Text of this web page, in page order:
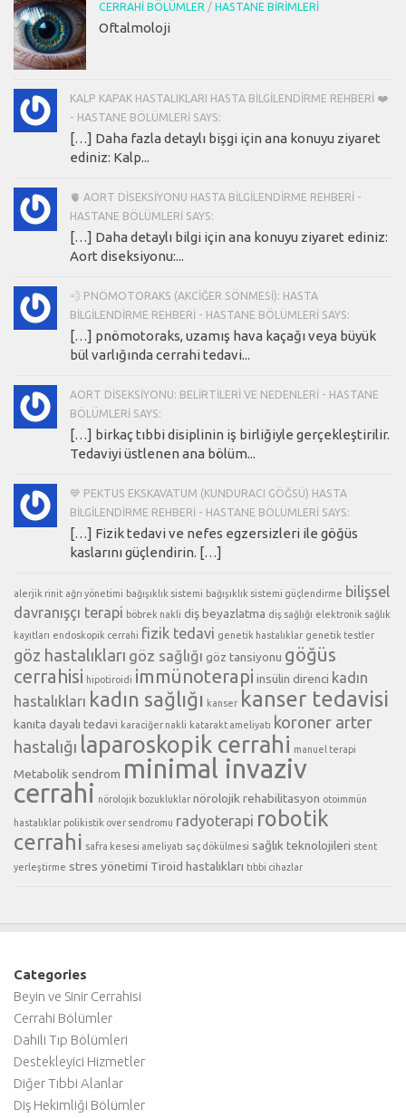
CERRAHI BÖLÜMLER / HASTANE BIRIMLERI
Oftalmoloji
KALP KAPAK HASTALIKLARI HASTA BILGILENDIRME REHBERI ❤️
- HASTANE BÖLÜMLERI SAYS:
[…] Daha fazla detaylı bişgi için ana konuyu ziyaret
ediniz: Kalp...
🫀 AORT DISEKSIYONU HASTA BILGILENDIRME REHBERI -
HASTANE BÖLÜMLERI SAYS:
[…] Daha detaylı bilgi için ana konuyu ziyaret ediniz:
Aort diseksiyonu:...
💨 PNÖMOTORAKS (AKCIĞER SÖNMESI): HASTA
BILGILENDIRME REHBERI - HASTANE BÖLÜMLERI SAYS:
[…] pnömotoraks, uzamış hava kaçağı veya büyük
bül varlığında cerrahi tedavi...
AORT DISEKSIYONU: BELIRTILERI VE NEDENLERI - HASTANE
BÖLÜMLERI SAYS:
[…] birkaç tıbbi disiplinin iş birliğiyle gerçekleştirilir.
Tedaviyi üstlenen ana bölüm...
💙 PEKTUS EKSKAVATUM (KUNDURACI GÖĞSÜ) HASTA
BILGILENDIRME REHBERI - HASTANE BÖLÜMLERI SAYS:
[…] Fizik tedavi ve nefes egzersizleri ile göğüs
kaslarını güçlendirin. […]
alerjik rinit ağrı yönetimi bağışıklık sistemi bağışıklık sistemi güçlendirme bilişsel
davranışçı terapi böbrek nakli diş beyazlatma diş sağlığı elektronik sağlık
kayıtları endoskopik cerrahi fizik tedavi genetik hastalıklar genetik testler
göz hastalıkları göz sağlığı göz tansiyonu göğüs
cerrahisi hipotiroidi immünoterapi insülin direnci kadın
hastalıkları kadın sağlığı kanser kanser tedavisi
kanıta dayalı tedavi karaciğer nakli katarakt ameliyatı koroner arter
hastalığı laparoskopik cerrahi manuel terapi
Metabolik sendrom minimal invaziv
cerrahi nörolojik bozukluklar nörolojik rehabilitasyon otoimmün
hastalıklar polikistik over sendromu radyoterapi robotik
cerrahi safra kesesi ameliyatı saç dökülmesi sağlık teknolojileri stent
yerleştirme stres yönetimi Tiroid hastalıkları tıbbi cihazlar
Categories
Beyin ve Sinir Cerrahisi
Cerrahi Bölümler
Dahili Tıp Bölümleri
Destekleyici Hizmetler
Diğer Tıbbi Alanlar
Diş Hekimliği Bölümler